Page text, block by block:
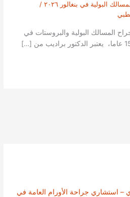
– استشاري جراحة الأورام العامة في
البولية في بنغالور ٢٠٢٦
/
المسالك البولية والبروستات في